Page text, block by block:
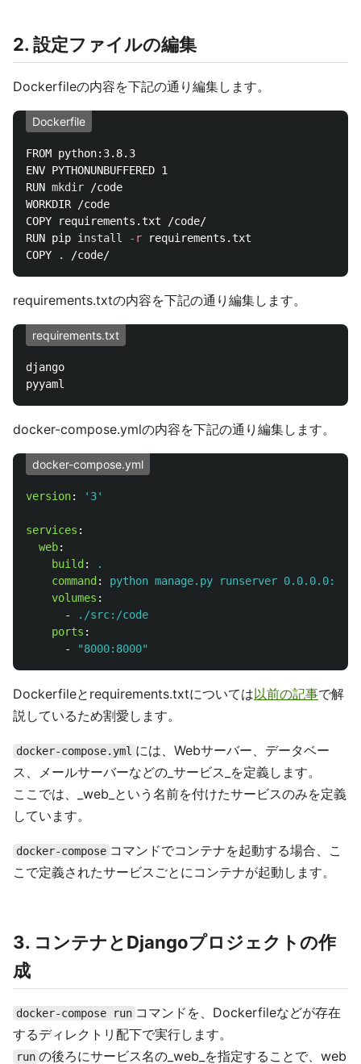
2. 設定ファイルの編集
Dockerfileの内容を下記の通り編集します。
Dockerfile
FROM python:3.8.3
ENV PYTHONUNBUFFERED 1
RUN mkdir /code
WORKDIR /code
COPY requirements.txt /code/
RUN pip install -r requirements.txt
COPY
.
requirements.txtの内容を下記の通り編集します。
requirements.txt
django
docker-compose.ymlの内容を下記の通り編集します。
docker-compose.yml
version: ' 3'
services :
web:
build :
.
command :
python manage.py runserver 0.0.0.0:8000
volumes :
-
./src:/code
ports :
-
"8000:8000"
Dockerfileとrequirements.txtについては以前の記事で解
説しているため割愛します。
docker-compose.yml には、Webサーバー、データベー
ス、メールサーバーなどの_サービス_を定義します。
ここでは、_web_という名前を付けたサービスのみを定義
しています。
docker-compose コマンドでコンテナを起動する場合、こ
こで定義されたサービスごとにコンテナが起動します。
3. コンテナとDjangoプロジェクトの作
成
docker-compose run コマンドを、Dockerfileなどが存在
するディレクトリ配下で実行します。
run の後ろにサービス名の_web_を指定することで、web